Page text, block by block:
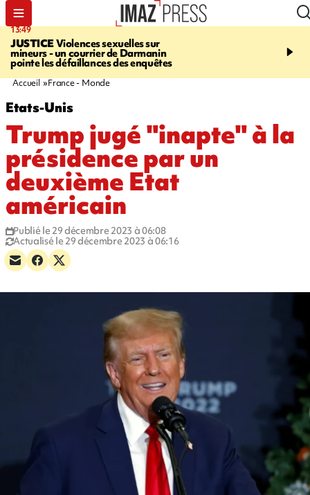
13:49
JUSTICEViolences sexuelles sur
mineurs - un courrier de Darmanin
pointe les défaillances des enquêtes
17:59
Corniche - la route du
Accueil France - Monde
Etats-Unis
Trump jugé "inapte" à la
présidence par un
deuxième Etat
américain
Publié le 29 décembre 2023 à 06:08
Actualisé le 29 décembre 2023 à 06:16